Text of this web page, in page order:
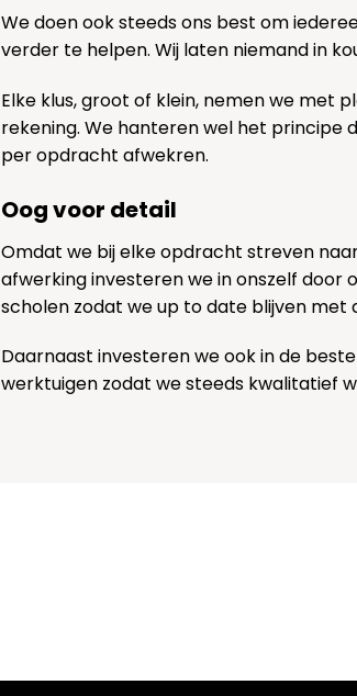
We doen ook steeds ons best om
verder te helpen. Wij laten niemand in
Elke klus, groot of klein, nemen we met
rekening. We hanteren wel het principe
per opdracht afwekren.
Oog voor detail
Omdat we bij elke opdracht streven
afwerking investeren we in onszelf door
scholen zodat we up to date blijven met
Daarnaast investeren we ook in de
werktuigen zodat we steeds kwalitatief